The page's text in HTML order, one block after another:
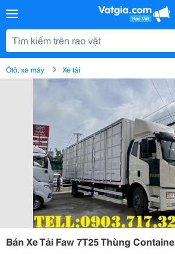
Ôtô, xe máy Xe tải
Bán Xe Tải Faw 7T25 Thùng